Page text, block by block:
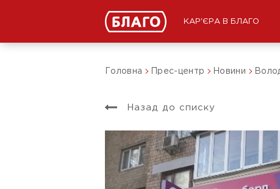
КАР'ЄРА В БЛАГО
Головна Прес-центр Новини
Назад до списку